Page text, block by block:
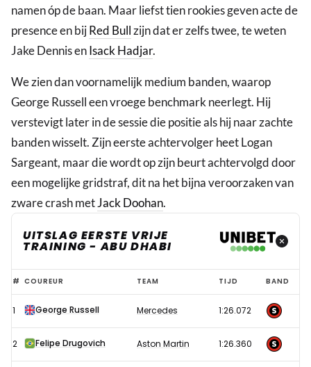
namen óp de baan. Maar liefst tien rookies geven acte de
presence en bijRed Bullzijn dat er zelfs twee, te weten
Jake Dennis enIsack Hadjar.
We zien dan voornamelijk medium banden, waarop
George Russell een vroege benchmark neerlegt. Hij
verstevigt later in de sessie die positie als hij naar zachte
banden wisselt. Zijn eerste achtervolger heet Logan
Sargeant, maar die wordt op zijn beurt achtervolgd door
een mogelijke gridstraf, dit na het bijna veroorzaken van
zware crash metJack Doohan.
UITSLAG EERSTE VRIJE
TRAINING - ABU DHABI
Russell
snelste
in
eerste
# COUREUR TEAM TIJD BAND
1 George Russell Mercedes 1:26.072
2 Felipe Drugovich Aston Martin 1:26.360